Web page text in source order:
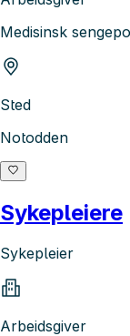
Medisinsk
Sted
Notodden
Sykepleiere
Sykepleier
Arbeidsgiver